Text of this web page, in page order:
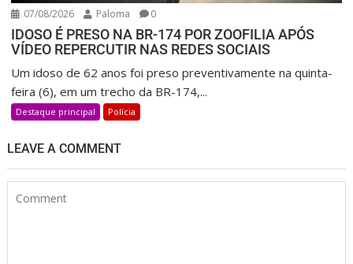
07/08/2026 Paloma 0
IDOSO É PRESO NA BR-174 POR ZOOFILIA APÓS
VÍDEO REPERCUTIR NAS REDES SOCIAIS
Um idoso de 62 anos foi preso preventivamente na quinta-
feira (6), em um trecho da BR-174,...
Destaque principal Polícia
LEAVE A COMMENT